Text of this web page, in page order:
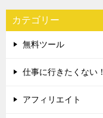
カテゴリー
無料ツール
仕事に行きたくない！
アフィリエイト